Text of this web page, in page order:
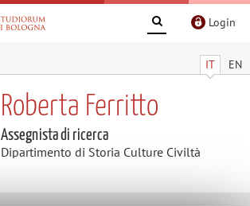
Login
IT EN
Roberta Ferritto
Assegnista di ricerca
Dipartimento di Storia Culture Civiltà